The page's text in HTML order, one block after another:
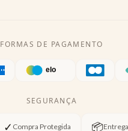
FORMAS DE PAGAMENTO
SEGURANÇA
✓ Compra Protegida 📦